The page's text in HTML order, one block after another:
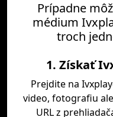
Prípadne
médium
troch
1. Získať
Prejdite na
video, fotografiu
URL z